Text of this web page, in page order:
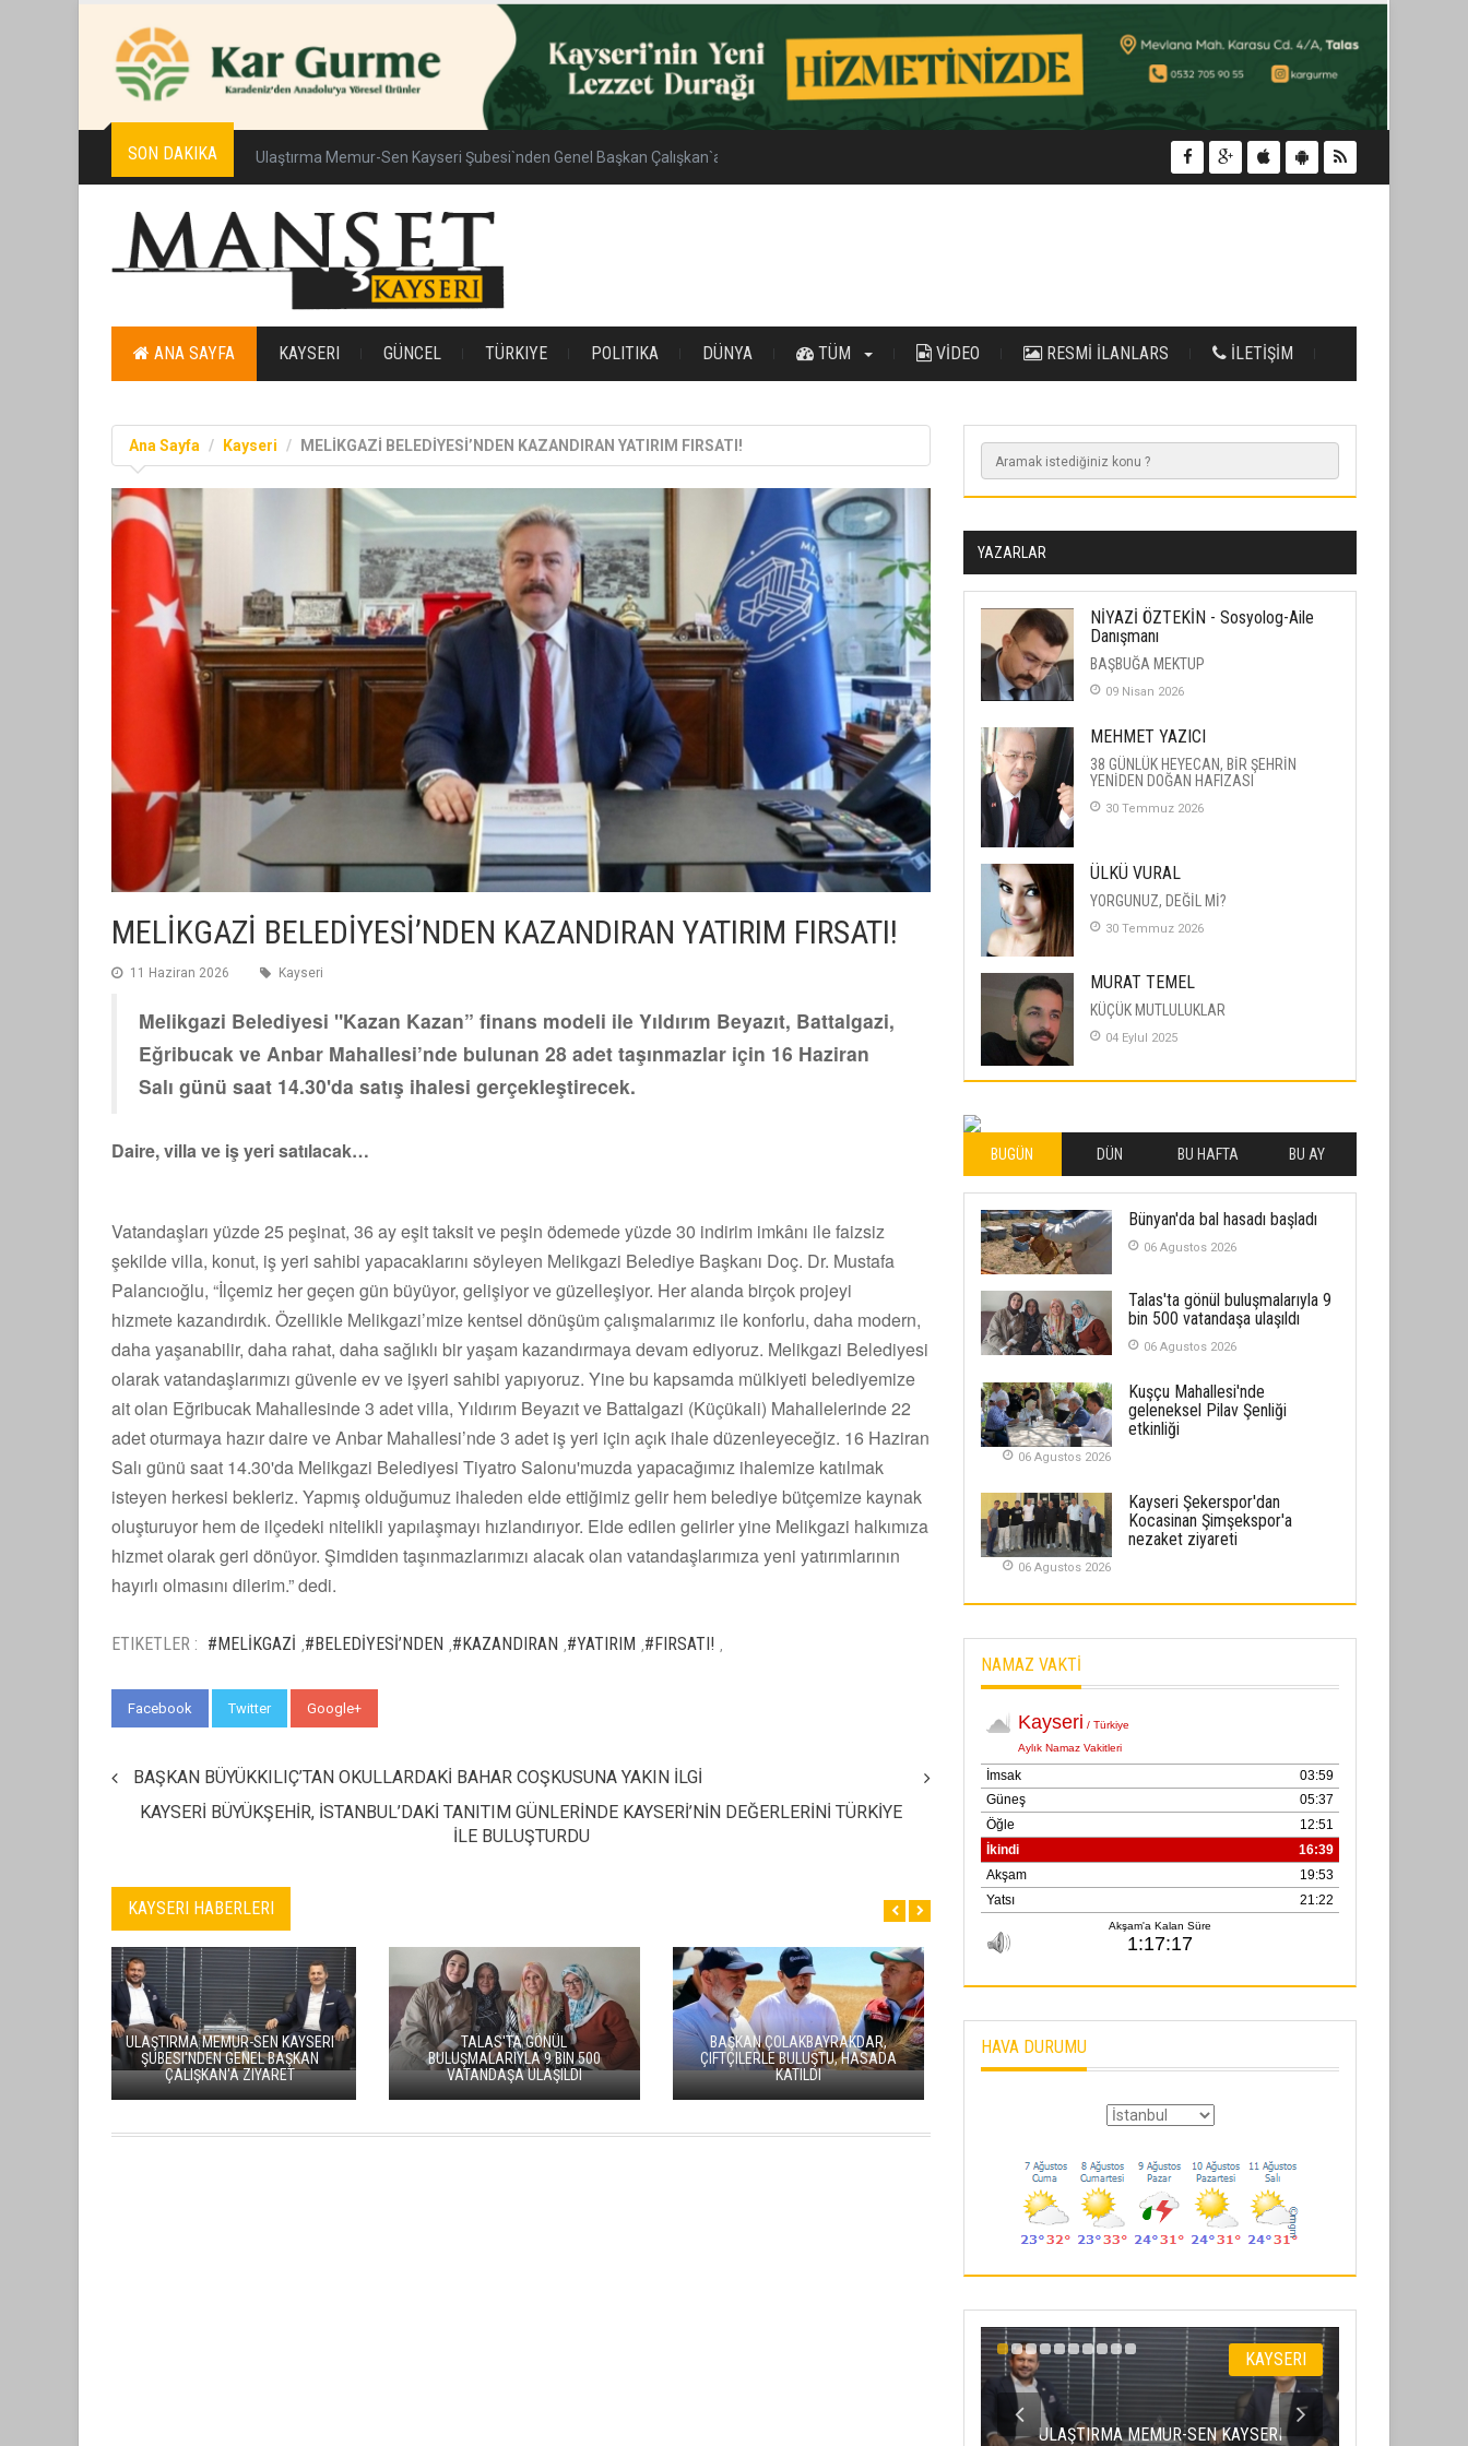
SON DAKIKA Ulaştırma Memur-Sen Kayseri Şubesi`nden Genel Başkan Çalışkan`a Ziyaret
ANA SAYFA KAYSERI GÜNCEL TÜRKIYE POLITIKA DÜNYA TÜM VİDEO RESMİ İLANLARS İLETİŞİM
Ana Sayfa Kayseri MELİKGAZİ BELEDİYESİ’NDEN KAZANDIRAN YATIRIM FIRSATI!
MELİKGAZİ BELEDİYESİ’NDEN KAZANDIRAN YATIRIM FIRSATI!
11 Haziran 2026 Kayseri
Melikgazi Belediyesi "Kazan Kazan” finans modeli ile Yıldırım Beyazıt, Battalgazi,
Eğribucak ve Anbar Mahallesi’nde bulunan 28 adet taşınmazlar için 16 Haziran
Salı günü saat 14.30'da satış ihalesi gerçekleştirecek.
Daire, villa ve iş yeri satılacak…
Vatandaşları yüzde 25 peşinat, 36 ay eşit taksit ve peşin ödemede yüzde 30 indirim imkânı ile faizsiz
şekilde villa, konut, iş yeri sahibi yapacaklarını söyleyen Melikgazi Belediye Başkanı Doç. Dr. Mustafa
Palancıoğlu, “İlçemiz her geçen gün büyüyor, gelişiyor ve güzelleşiyor. Her alanda birçok projeyi
hizmete kazandırdık. Özellikle Melikgazi’mize kentsel dönüşüm çalışmalarımız ile konforlu, daha modern,
daha yaşanabilir, daha rahat, daha sağlıklı bir yaşam kazandırmaya devam ediyoruz. Melikgazi Belediyesi
olarak vatandaşlarımızı güvenle ev ve işyeri sahibi yapıyoruz. Yine bu kapsamda mülkiyeti belediyemize
ait olan Eğribucak Mahallesinde 3 adet villa, Yıldırım Beyazıt ve Battalgazi (Küçükali) Mahallelerinde 22
adet oturmaya hazır daire ve Anbar Mahallesi’nde 3 adet iş yeri için açık ihale düzenleyeceğiz. 16 Haziran
Salı günü saat 14.30'da Melikgazi Belediyesi Tiyatro Salonu'muzda yapacağımız ihalemize katılmak
isteyen herkesi bekleriz. Yapmış olduğumuz ihaleden elde ettiğimiz gelir hem belediye bütçemize kaynak
oluşturuyor hem de ilçedeki nitelikli yapılaşmayı hızlandırıyor. Elde edilen gelirler yine Melikgazi halkımıza
hizmet olarak geri dönüyor. Şimdiden taşınmazlarımızı alacak olan vatandaşlarımıza yeni yatırımlarının
hayırlı olmasını dilerim.” dedi.
ETIKETLER : #MELİKGAZİ #BELEDİYESİ’NDEN #KAZANDIRAN #YATIRIM #FIRSATI!
Facebook Twitter Google+
BAŞKAN BÜYÜKKILIÇ’TAN OKULLARDAKİ BAHAR COŞKUSUNA YAKIN İLGİ
KAYSERİ BÜYÜKŞEHİR, İSTANBUL’DAKİ TANITIM GÜNLERİNDE KAYSERİ’NİN DEĞERLERİNİ TÜRKİYE
İLE BULUŞTURDU
KAYSERI HABERLERI
BÜNYAN'DA BAL HASADI BAŞLADI
COĞRAFI IŞARETLI YAMULA
PATLICANINDA HASAT MESAISI
BAŞLADI
BAŞKAN BÜYÜKKILIÇ, TEKNOFEST
GENÇLİĞİYLE BULUŞTU:
“KAYSERİ’Yİ BİLİM VE
TEKNOLOJİNİN MERKEZİ
YAPACAĞIZ”
YAZARLAR
NİYAZİ ÖZTEKİN - Sosyolog-Aile
Danışmanı
BAŞBUĞA MEKTUP
09 Nisan 2026
MEHMET YAZICI
38 GÜNLÜK HEYECAN, BİR ŞEHRİN
YENİDEN DOĞAN HAFIZASI
30 Temmuz 2026
ÜLKÜ VURAL
YORGUNUZ, DEĞİL Mİ?
30 Temmuz 2026
MURAT TEMEL
KÜÇÜK MUTLULUKLAR
04 Eylul 2025
26 Subat 2026
METİN ERTEM
YENİ HİCRİ YIL VE ÜLKEMİZDE
YAŞANANLAR!
21 Haziran 2026
SEMRA ŞAHİN
KENDİNE UYANMAK
Merve Şimşek
İlgi Alanlarımız ve Biz
SABAHATTİN SÜRMEN
Kayserispor, Rizespor’la Nihayet 3
01 Mayis 2026
BUGÜN DÜN BU HAFTA BU AY
Bünyan'da bal hasadı başladı
06 Agustos 2026
Talas'ta gönül buluşmalarıyla 9
bin 500 vatandaşa ulaşıldı
06 Agustos 2026
Kuşçu Mahallesi'nde
geleneksel Pilav Şenliği
etkinliği
06 Agustos 2026
Kayseri Şekerspor'dan
Kocasinan Şimşekspor'a
nezaket ziyareti
06 Agustos 2026
NAMAZ VAKTİ
HAVA DURUMU
KAYSERI
ULAŞTIRMA MEMUR-SEN KAYSERI